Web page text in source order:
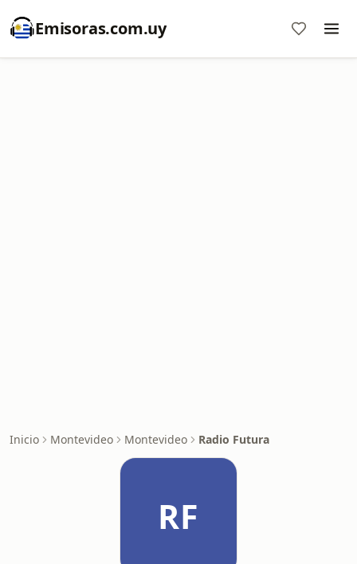
Emisoras.com.uy
Inicio Montevideo Montevideo Radio Futura
RF